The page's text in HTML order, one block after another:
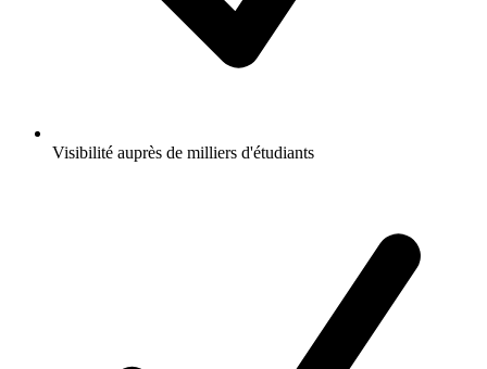
Visibilité auprès de milliers d'étudiants